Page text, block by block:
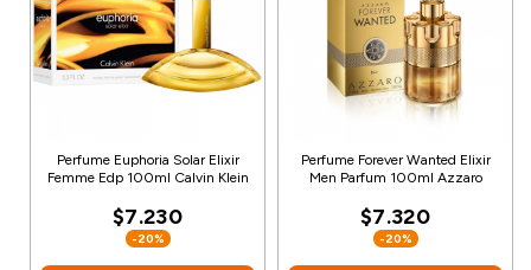
Perfume Euphoria Solar Elixir
Femme Edp 100ml Calvin Klein
$7.230
-20%
Perfume Forever Wanted Elixir
Men Parfum 100ml Azzaro
$7.320
-20%